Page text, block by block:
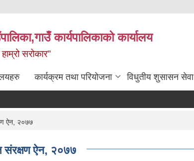
कार्यपालिकाको कार्यालय
सरोकार"
कार्यक्रम तथा परियोजना विधुतीय शुसासन सेवा
ऐन, २०७७
संरक्षण ऐन, २०७७